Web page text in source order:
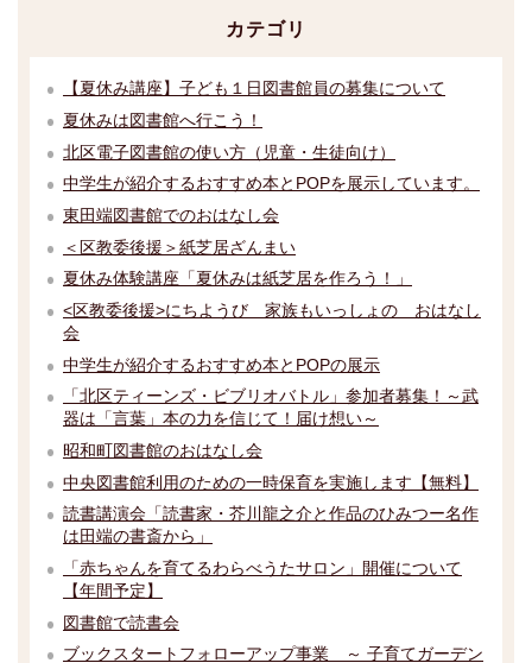
カテゴリ
【夏休み講座】子ども１日図書館員の募集について
夏休みは図書館へ行こう！
北区電子図書館の使い方（児童・生徒向け）
中学生が紹介するおすすめ本とPOPを展示しています。
東田端図書館でのおはなし会
＜区教委後援＞紙芝居ざんまい
夏休み体験講座「夏休みは紙芝居を作ろう！」
<区教委後援>にちようび 家族もいっしょの おはなし
会
中学生が紹介するおすすめ本とPOPの展示
「北区ティーンズ・ビブリオバトル」参加者募集！～武
器は「言葉」本の力を信じて！届け想い～
昭和町図書館のおはなし会
中央図書館利用のための一時保育を実施します【無料】
読書講演会「読書家・芥川龍之介と作品のひみつー名作
は田端の書斎から」
「赤ちゃんを育てるわらべうたサロン」開催について
【年間予定】
図書館で読書会
ブックスタートフォローアップ事業 ～ 子育てガーデン